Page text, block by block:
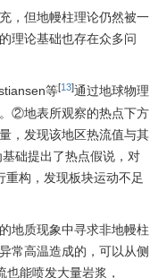
，但地幔柱理论仍然被一
理论基础也存在众多问
等[13]通过地球物理
②地表所观察的热点下方
，发现该地区热流值与其
础提出了热点假说，对
构，发现板块运动不足
地质现象中寻求非地幔柱
常高温造成的，可以从侧
能喷发大量岩浆，